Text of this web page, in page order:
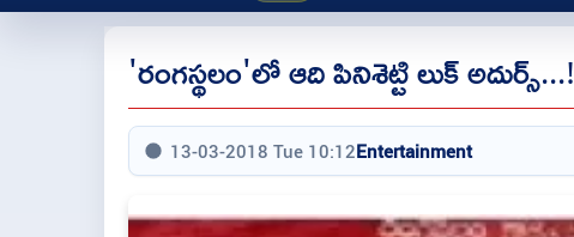
'రంగస్థలం'లో ఆది పినిశెట్టి లుక్ అదుర్స్...!
13-03-2018 Tue 10:12Entertainment